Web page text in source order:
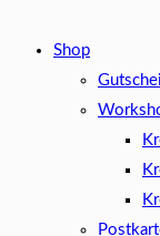
Shop